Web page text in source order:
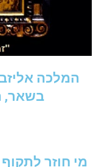
המלכה
בשאר,
מי חוזר